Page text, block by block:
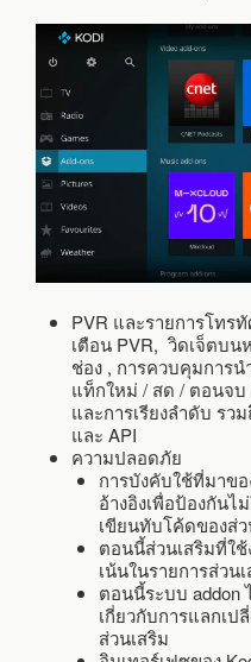
PVR และรายการโทร
เตือน PVR, วิดเจ็ตบ
ช่อง , การควบคุมการ
แท็กใหม่ / สด / ตอนจ
และการเรียงลำดับ รว
และ API
ความปลอดภัย
การบังคับใช้ที่มาข
อ้างอิงเพื่อป้องกัน
เขียนทับโค้ดของส่
ตอนนี้ส่วนเสริมที่ใ
เน้นในรายการส่วน
ตอนนี้ระบบ
เกี่ยวกับการแลกเป
ส่วนเสริม